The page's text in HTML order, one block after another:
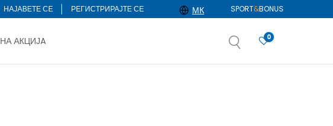
SPORT&BONUS
НАЈАВЕТЕ СЕ РЕГИСТРИРАЈТЕ СЕ МК
НА АКЦИЈA 0